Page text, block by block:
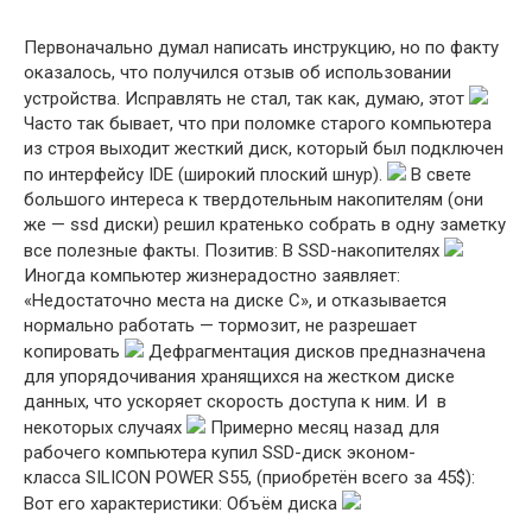
Первоначально думал написать инструкцию, но по факту
оказалось, что получился отзыв об использовании
устройства. Исправлять не стал, так как, думаю, этот
Часто так бывает, что при поломке старого компьютера
из строя выходит жесткий диск, который был подключен
по интерфейсу IDE (широкий плоский шнур).
В свете
большого интереса к твердотельным накопителям (они
же — ssd диски) решил кратенько собрать в одну заметку
все полезные факты. Позитив: В SSD-накопителях
Иногда компьютер жизнерадостно заявляет:
«Недостаточно места на диске C», и отказывается
нормально работать — тормозит, не разрешает
копировать
Дефрагментация дисков предназначена
для упорядочивания хранящихся на жестком диске
данных, что ускоряет скорость доступа к ним. И в
некоторых случаях
Примерно месяц назад для
рабочего компьютера купил SSD-диск эконом-
класса SILICON POWER S55, (приобретён всего за 45$):
Вот его характеристики: Объём диска